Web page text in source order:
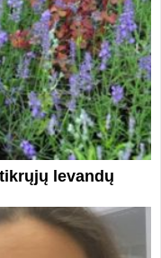
levandų